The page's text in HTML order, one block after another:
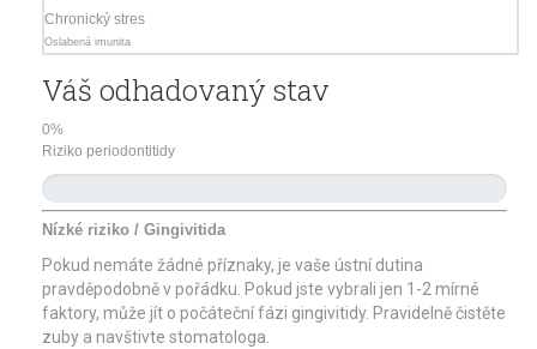
Chronický stres
Oslabená imunita
Váš odhadovaný stav
0%
Riziko periodontitidy
Nízké riziko / Gingivitida
Pokud nemáte žádné příznaky, je vaše ústní dutina
pravděpodobně v pořádku. Pokud jste vybrali jen 1-2 mírné
faktory, může jít o počáteční fázi gingivitidy. Pravidelně čistěte
zuby a navštivte stomatologa.